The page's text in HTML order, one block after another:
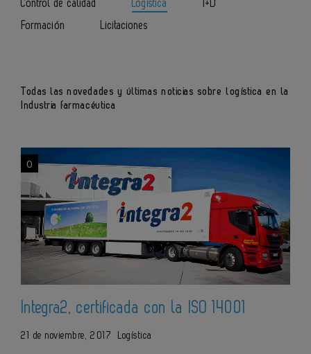
Control de calidad
Logística
I+D
Formación
Licitaciones
Todas las novedades y últimas noticias sobre logística en la
Industria farmacéutica
0
Integra2, certificada con la ISO 14001
21 de noviembre, 2017 Logística